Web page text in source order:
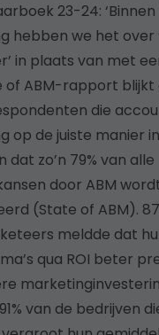
23-24: ‘Binnen
hebben we het over
in plaats van met
of ABM-rapport blijkt
die
op de juiste manier
dat zo’n 79% van alle
door ABM
(State of ABM).
meldde dat
qua ROI beter
van de bedrijven